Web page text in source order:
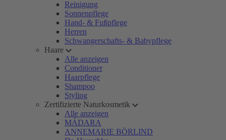
Reinigung
Sonnenpflege
Hand- & Fußpflege
Herren
Schwangerschafts- & Babypflege
Haare
Alle anzeigen
Conditioner
Haarpflege
Shampoo
Styling
Zertifizierte Naturkosmetik
Alle anzeigen
MÁDARA
ANNEMARIE BÖRLIND